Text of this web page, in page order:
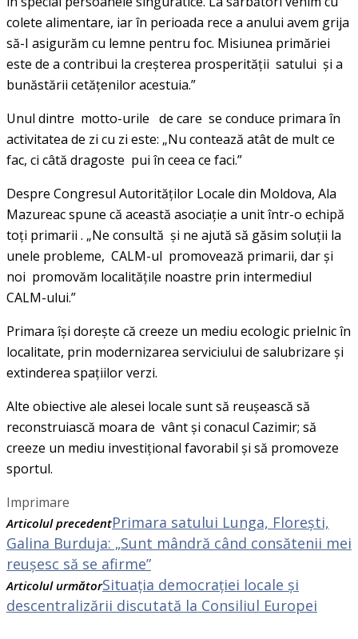
colete alimentare, iar în perioada rece a anului avem grija
să-I asigurăm cu lemne pentru foc. Misiunea primăriei
este de a contribui la creşterea prosperităţii satului şi a
bunăstării cetăţenilor acestuia.”
Unul dintre motto-urile de care se conduce primara în
activitatea de zi cu zi este: „Nu contează atât de mult ce
fac, ci câtă dragoste pui în ceea ce faci.”
Despre Congresul Autorităților Locale din Moldova, Ala
Mazureac spune că această asociație a unit într-o echipă
toți primarii . „Ne consultă şi ne ajută să găsim soluţii la
unele probleme, CALM-ul promovează primarii, dar și
noi promovăm localitățile noastre prin intermediul
CALM-ului.”
Primara își dorește că creeze un mediu ecologic prielnic în
localitate, prin modernizarea serviciului de salubrizare și
extinderea spaţiilor verzi.
Alte obiective ale alesei locale sunt să reușească să
reconstruiască moara de vânt şi conacul Cazimir; să
creeze un mediu investiţional favorabil și să promoveze
sportul.
Imprimare
Articolul precedentPrimara satului Lunga, Florești,
Galina Burduja: „Sunt mândră când consătenii mei
reușesc să se afirme”
Articolul următorSituația democrației locale și
descentralizării discutată la Consiliul Europei